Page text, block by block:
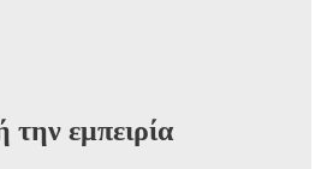
την εμπειρία